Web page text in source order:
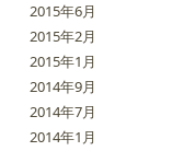
2015年6月
2015年2月
2015年1月
2014年9月
2014年7月
2014年1月